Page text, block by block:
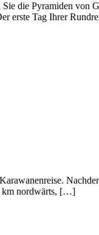
die Pyramiden von
erste Tag Ihrer
km nordwärts, […]